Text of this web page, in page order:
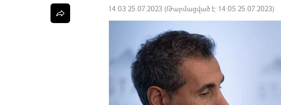
14:03 25.07.2023 (Թարմացված է: 14:05 25.07.2023)